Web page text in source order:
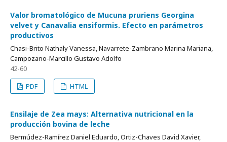
Valor bromatológico de Mucuna pruriens Georgina
velvet y Canavalia ensiformis. Efecto en parámetros
productivos
Chasi-Brito Nathaly Vanessa, Navarrete-Zambrano Marina Mariana,
Campozano-Marcillo Gustavo Adolfo
42-60
PDF
HTML
Ensilaje de Zea mays: Alternativa nutricional en la
producción bovina de leche
Bermúdez-Ramírez Daniel Eduardo, Ortiz-Chaves David Xavier,